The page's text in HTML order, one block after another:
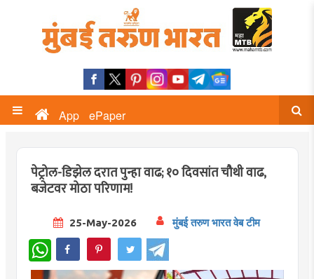
App ePaper
पेट्रोल-डिझेल दरात पुन्हा वाढ; १० दिवसांत चौथी वाढ,
बजेटवर मोठा परिणाम!
25-May-2026 मुंबई तरुण भारत वेब टीम
WhatsApp